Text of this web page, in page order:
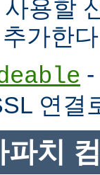
용할
가한
연결
치